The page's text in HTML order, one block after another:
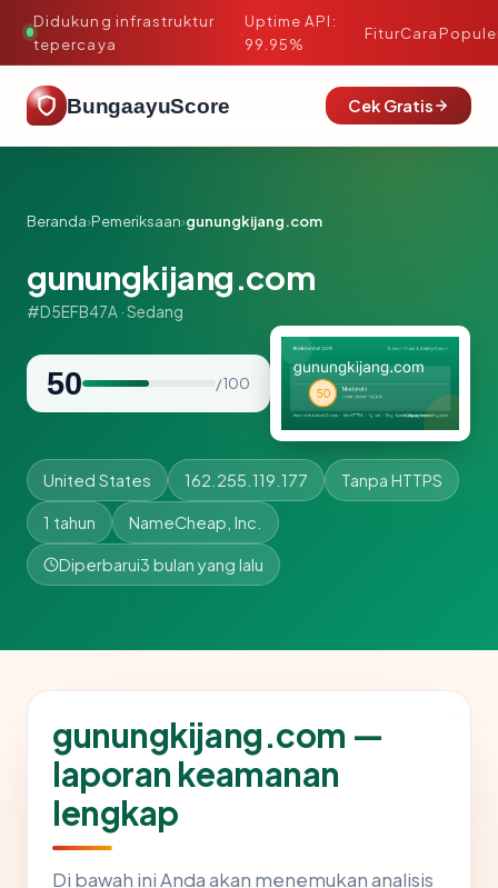
Didukung infrastruktur
tepercaya
·
Uptime API:
99.95%
FiturCara
BungaayuScore Cek Gratis
Beranda›Pemeriksaan›gunungkijang.com
gunungkijang.com
#D5EFB47A · Sedang
50 / 100
United States 162.255.119.177 Tanpa HTTPS
1 tahun NameCheap, Inc.
Diperbarui3 bulan yang lalu
gunungkijang.com —
laporan keamanan
lengkap
Di bawah ini Anda akan menemukan analisis